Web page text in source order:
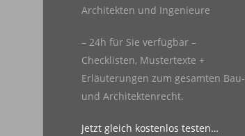
Architekten und Ingenieure
– 24h für Sie verfügbar –
Checklisten, Mustertexte +
Erläuterungen zum gesamten Bau-
und Architektenrecht.
Jetzt gleich kostenlos testen…